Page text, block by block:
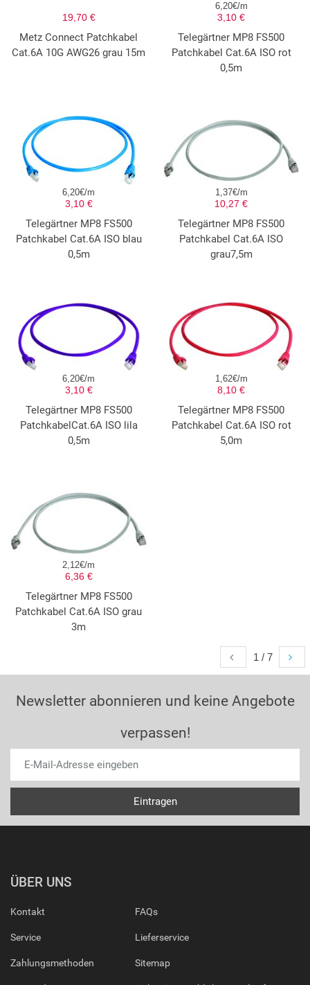
19,70 €
Metz Connect Patchkabel
Cat.6A 10G AWG26 grau 15m
6,20€/m
3,10 €
Telegärtner MP8 FS500
Patchkabel Cat.6A ISO rot
0,5m
6,20€/m
3,10 €
Telegärtner MP8 FS500
Patchkabel Cat.6A ISO blau
0,5m
1,37€/m
10,27 €
Telegärtner MP8 FS500
Patchkabel Cat.6A ISO
grau7,5m
6,20€/m
3,10 €
Telegärtner MP8 FS500
PatchkabelCat.6A ISO lila
0,5m
1,62€/m
8,10 €
Telegärtner MP8 FS500
Patchkabel Cat.6A ISO rot
5,0m
2,12€/m
6,36 €
Telegärtner MP8 FS500
Patchkabel Cat.6A ISO grau
3m
1 / 7
Newsletter abonnieren und keine Angebote
verpassen!
ÜBER UNS
Kontakt
Service
Zahlungsmethoden
FAQs
Lieferservice
Sitemap